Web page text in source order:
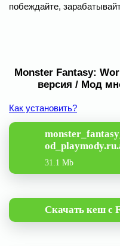
побеждайте,
Monster Fantasy:
версия / Мод
Как установить?
31.1 Mb
Скачать кеш с